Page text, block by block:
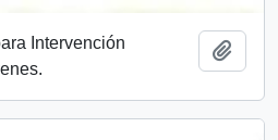
Intervención